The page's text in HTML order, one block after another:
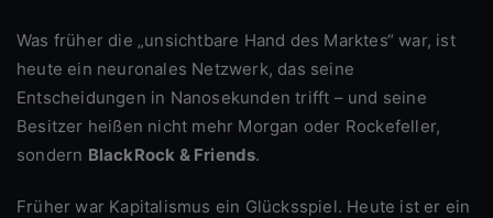
Was früher die „unsichtbare Hand des Marktes“ war, ist
heute ein neuronales Netzwerk, das seine
Entscheidungen in Nanosekunden trifft – und seine
Besitzer heißen nicht mehr Morgan oder Rockefeller,
sondern BlackRock & Friends.
Früher war Kapitalismus ein Glücksspiel. Heute ist er ein